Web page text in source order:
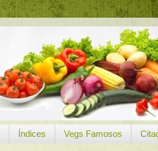
Índices Vegs Famosos